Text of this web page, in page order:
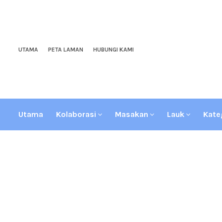
UTAMA PETA LAMAN HUBUNGI KAMI
Utama Kolaborasi Masakan Lauk